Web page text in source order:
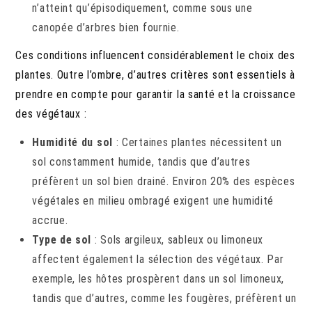
n’atteint qu’épisodiquement, comme sous une
canopée d’arbres bien fournie.
Ces conditions influencent considérablement le choix des
plantes. Outre l’ombre, d’autres critères sont essentiels à
prendre en compte pour garantir la santé et la croissance
des végétaux :
Humidité du sol : Certaines plantes nécessitent un
sol constamment humide, tandis que d’autres
préfèrent un sol bien drainé. Environ 20% des espèces
végétales en milieu ombragé exigent une humidité
accrue.
Type de sol : Sols argileux, sableux ou limoneux
affectent également la sélection des végétaux. Par
exemple, les hôtes prospèrent dans un sol limoneux,
tandis que d’autres, comme les fougères, préfèrent un